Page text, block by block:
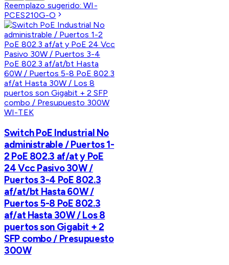
Reemplazo sugerido:WI-
PCES210G-O
WI-TEK
Switch PoE Industrial No
administrable / Puertos 1-
2 PoE 802.3 af/at y PoE
24 Vcc Pasivo 30W /
Puertos 3-4 PoE 802.3
af/at/bt Hasta 60W /
Puertos 5-8 PoE 802.3
af/at Hasta 30W / Los 8
puertos son Gigabit + 2
SFP combo / Presupuesto
300W